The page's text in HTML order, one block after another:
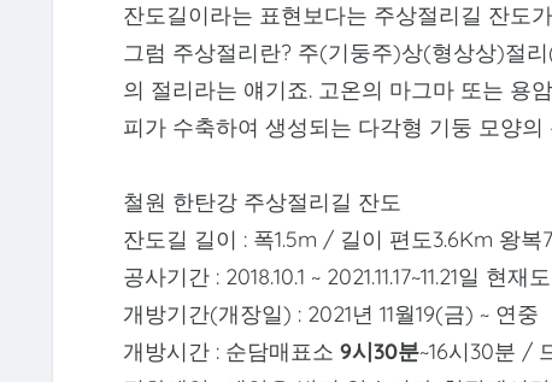
잔도길이라는 표현보다는 주상절리길 잔도
그럼 주상절리란? 주(기둥주)상(형상상)절
의 절리라는 얘기죠. 고온의 마그마 또는 용
피가 수축하여 생성되는 다각형 기둥 모양
철원 한탄강 주상절리길 잔도
잔도길 길이 : 폭1.5m / 길이 편도3.6Km 왕
공사기간 : 2018.10.1 ~ 2021.11.17~11.21일 현
개방기간(개장일) : 2021년 11월19(금) ~ 연중
개방시간 : 순담매표소 9시30분~16시30분 /